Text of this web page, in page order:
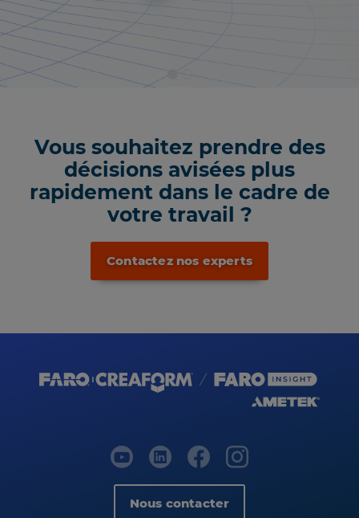
Voir plus
Vous souhaitez prendre des
décisions avisées plus
rapidement dans le cadre de
votre travail ?
Contactez nos experts
Nous contacter